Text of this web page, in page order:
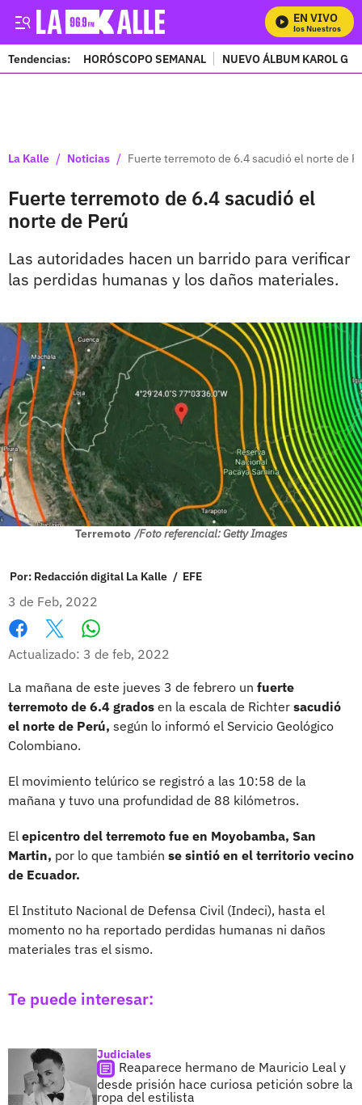
EN VIVO
Mira Todos Nuestros
Tendencias: HORÓSCOPO SEMANAL NUEVO ÁLBUM KAROL G
La Kalle / Noticias / Fuerte terremoto de 6.4 sacudió el norte de
Fuerte terremoto de 6.4 sacudió el
norte de Perú
Las autoridades hacen un barrido para verificar
las perdidas humanas y los daños materiales.
Terremoto /Foto referencial: Getty Images
Por: Redacción digital La Kalle / EFE
3 de Feb, 2022
Facebook
X
Actualizado: 3 de feb, 2022
La mañana de este jueves 3 de febrero un fuerte
terremoto de 6.4 grados en la escala de Richter sacudió
el norte de Perú, según lo informó el Servicio Geológico
Colombiano.
El movimiento telúrico se registró a las 10:58 de la
mañana y tuvo una profundidad de 88 kilómetros.
El epicentro del terremoto fue en Moyobamba, San
Martin, por lo que también se sintió en el territorio vecino
de Ecuador.
El Instituto Nacional de Defensa Civil (Indeci), hasta el
momento no ha reportado perdidas humanas ni daños
materiales tras el sismo.
Te puede interesar:
Judiciales
Reaparece hermano de Mauricio Leal y
desde prisión hace curiosa petición sobre la
ropa del estilista